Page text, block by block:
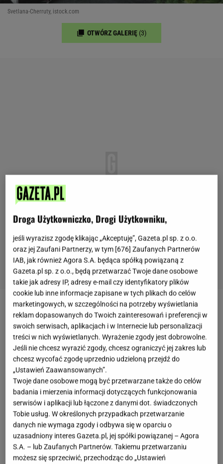
Svetlana-Cherruty, istock.com
OTWÓRZ GALERIĘ (3)
Ogórki kiszone to przetwór, który trzymamy
obowiązkowo w naszych spiżarniach. Ich smak
idealnie współgra z mięsem i ziemniaczkami z
koperkiem. Dodajemy je do różnych dań, na przykład
sałatek (śledziowej lub gyrosa) i burgerów, a
niektóre osoby nie wyobrażają sobie bez nich pizzy.
Czy wiecie jednak, że ogórki można nieco
zmodyfikować? Wystarczy tylko odrobina miodu, by
zyskały wyjątkowy smak i aromat. To połączenie na
pierwszy rzut oka wydaje się nieco dziwne, ale warto
je przetestować. Kto wie, może pokochasz je od
Droga Użytkowniczko, Drogi Użytkowniku,
jeśli wyrazisz zgodę klikając „Akceptuję”, Gazeta.pl sp. z o.o.
oraz jej Zaufani Partnerzy, w tym [676] Zaufanych Partnerów
IAB, jak również Agora S.A. będąca spółką powiązaną z
Gazeta.pl sp. z o.o., będą przetwarzać Twoje dane osobowe
takie jak adresy IP, adresy e-mail czy identyfikatory plików
cookie lub inne informacje zapisane w tych plikach do celów
marketingowych, w szczególności na potrzeby wyświetlania
reklam dopasowanych do Twoich zainteresowań i preferencji w
swoich serwisach, aplikacjach i w Internecie lub personalizacji
treści w nich wyświetlanych. Wyrażenie zgody jest dobrowolne.
Jeśli nie chcesz wyrazić zgody, chcesz ograniczyć jej zakres lub
chcesz wycofać zgodę uprzednio udzieloną przejdź do
„Ustawień Zaawansowanych”.
Twoje dane osobowe mogą być przetwarzane także do celów
badania i mierzenia informacji dotyczących funkcjonowania
serwisów i aplikacji lub łączone z danymi dot. świadczonych
Tobie usług. W określonych przypadkach przetwarzanie
danych nie wymaga zgody i odbywa się w oparciu o
uzasadniony interes Gazeta.pl, jej spółki powiązanej – Agora
S.A. – lub Zaufanych Partnerów. Takiemu przetwarzaniu
możesz się sprzeciwić, przechodząc do „Ustawień